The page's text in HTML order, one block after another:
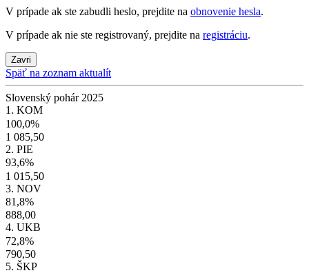
V prípade ak ste zabudli heslo, prejdite na obnovenie hesla.
V prípade ak nie ste registrovaný, prejdite na registráciu.
Zavri
Späť na zoznam aktualít
Slovenský pohár 2025
1. KOM
100,0%
1 085,50
2. PIE
93,6%
1 015,50
3. NOV
81,8%
888,00
4. UKB
72,8%
790,50
5. ŠKP